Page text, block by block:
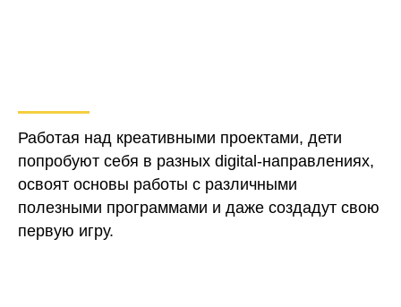
Работая над креативными проектами, дети
попробуют себя в разных digital-направлениях,
освоят основы работы с различными
полезными программами и даже создадут свою
первую игру.